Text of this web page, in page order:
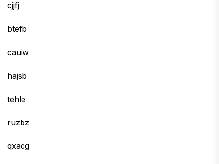
cjjfj
btefb
cauiw
hajsb
tehle
ruzbz
qxacg